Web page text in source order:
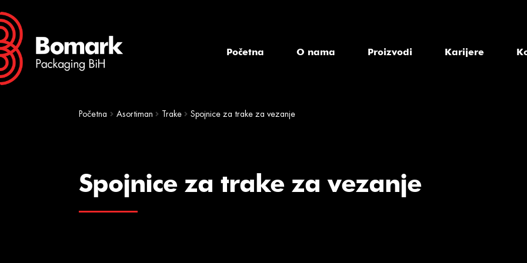
Skip
to
navigation
Skip
to
content
Početna O nama Proizvodi Karijere
Početna Asortiman Trake Spojnice za trake za vezanje
Spojnice za trake za vezanje